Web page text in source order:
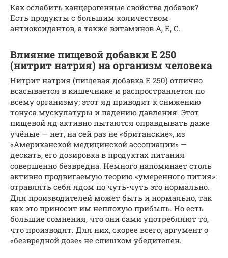
Как ослабить канцерогенные свойства добавок?
Есть продукты с большим количеством
антиоксидантов, а также витаминов А, Е, С.
Влияние пищевой добавки Е 250
(нитрит натрия) на организм человека
Нитрит натрия (пищевая добавка Е 250) отлично
всасывается в кишечнике и распространяется по
всему организму; этот яд приводит к снижению
тонуса мускулатуры и падению давления. Этот
пищевой яд активно пытаются оправдывать даже
учёные — нет, на сей раз не «британские», из
«Американской медицинской ассоциации» —
дескать, его дозировка в продуктах питания
совершенно безвредна. Немного напоминает столь
активно продвигаемую теорию «умеренного пития»:
отравлять себя ядом по чуть-чуть это нормально.
Для производителей может быть и нормально, так
как это приносит им неплохую прибыль. Но есть
большие сомнения, что они сами употребляют то,
что производят. Для них, скорее всего, аргумент о
«безвредной дозе» не слишком убедителен.